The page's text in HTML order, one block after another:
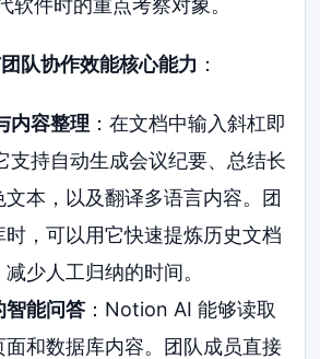
件时的重点考察对象。
队协作效能核心能力 ：
内容整理 ：在文档中输入斜杠即
支持自动生成会议纪要、总结长
本，以及翻译多语言内容。团
时，可以用它快速提炼历史文档
少人工归纳的时间。
智能问答：Notion AI 能够读取
面和数据库内容。团队成员直接